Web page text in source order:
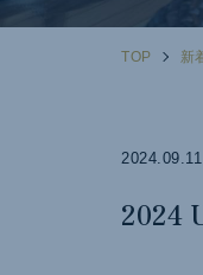
TOP 新
2024.09.11
2024